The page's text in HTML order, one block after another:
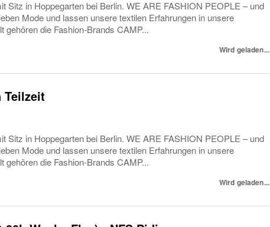
Sitz in Hoppegarten bei Berlin. WE ARE FASHION PEOPLE – und
Mode und lassen unsere textilen Erfahrungen in unsere
die Fashion-Brands CAMP...
Wird geladen...
Teilzeit
Sitz in Hoppegarten bei Berlin. WE ARE FASHION PEOPLE – und
Mode und lassen unsere textilen Erfahrungen in unsere
die Fashion-Brands CAMP...
Wird geladen...